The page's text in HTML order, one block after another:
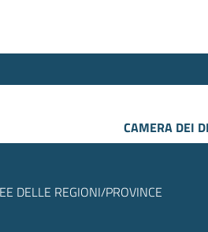
CAMERA DEI
DELLE REGIONI/PROVINCE